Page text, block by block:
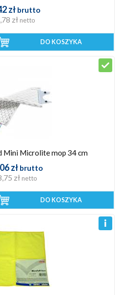
zł brutto
zł netto
DO KOSZYKA
Mini Microlite mop 34 cm
zł brutto
zł netto
DO KOSZYKA